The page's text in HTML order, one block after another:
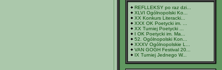
REFLLEKSY po raz dzi...
XLVI Ogólnopolski Ko...
XX Konkurs Literacki...
XXX OK Poetycki im. ...
XX Turniej Poetycki ...
I OK Poetycki im. Ma...
52. Ogólnopolski Kon...
XXXV Ogólnopolskie L...
VAN GOGH Festival 20...
IX Turniej Jednego W...